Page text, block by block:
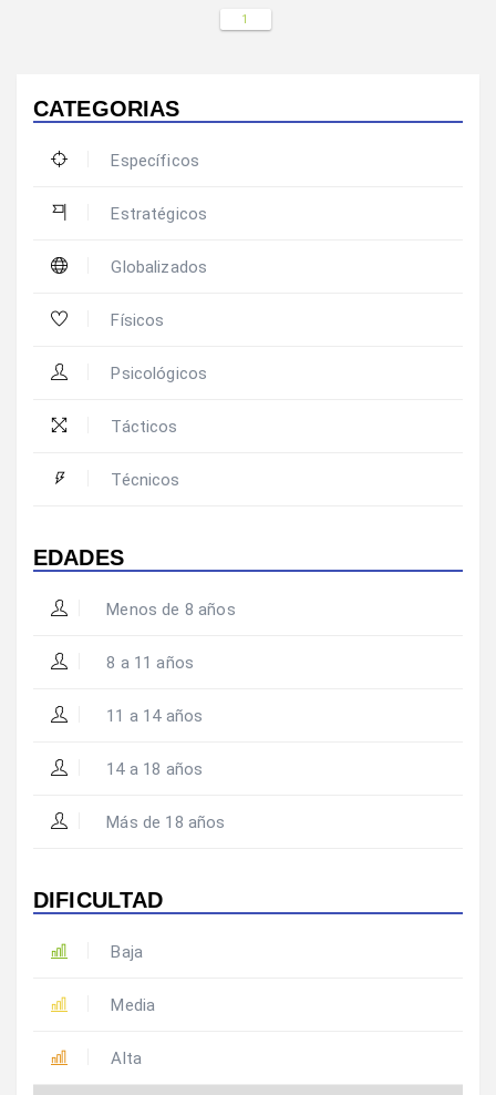
1
CATEGORIAS
Específicos
Estratégicos
Globalizados
Físicos
Psicológicos
Tácticos
Técnicos
EDADES
Menos de 8 años
8 a 11 años
11 a 14 años
14 a 18 años
Más de 18 años
DIFICULTAD
Baja
Media
Alta